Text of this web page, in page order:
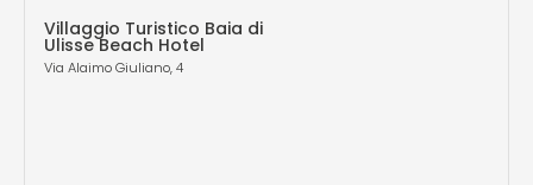
Villaggio Turistico Baia di
Ulisse Beach Hotel
Via Alaimo Giuliano, 4